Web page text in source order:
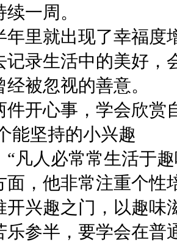
一周。
年里就出现了幸福度
记录生活中的美好，
被忽视的善意。
件开心事，学会欣赏
能坚持的小兴趣
“凡人必常常生活于
面，他非常注重个性
开兴趣之门，以趣味
乐参半，要学会在